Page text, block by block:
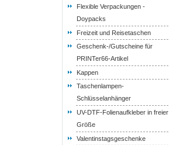
Flexible Verpackungen -
Doypacks
Freizeit und Reisetaschen
Geschenk-/Gutscheine für
PRINTer66-Artikel
Kappen
Taschenlampen-
Schlüsselanhänger
UV-DTF-Folienaufkleber in freier
Größe
Valentinstagsgeschenke